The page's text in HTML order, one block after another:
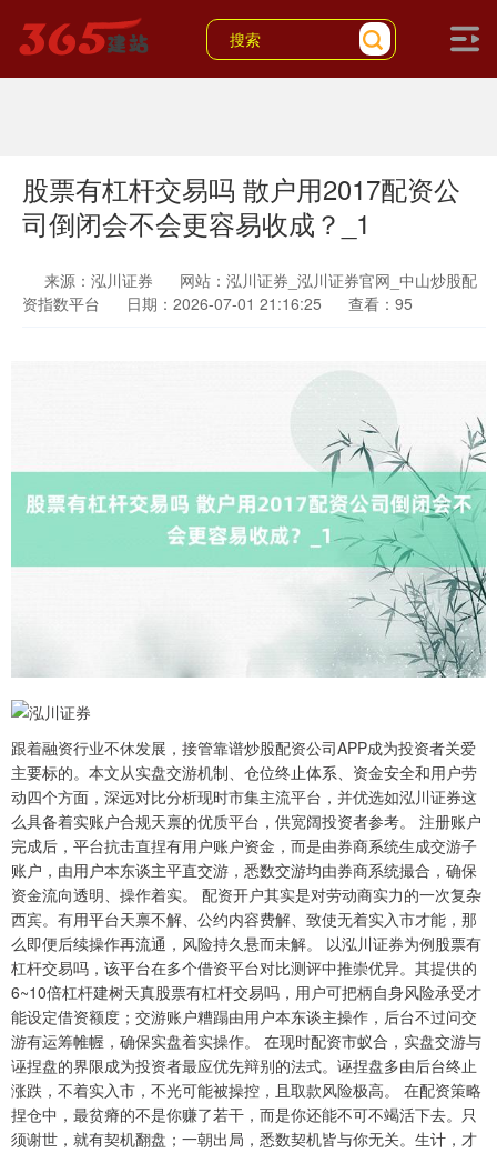
股票有杠杆交易吗 散户用2017配资公
司倒闭会不会更容易收成？_1
来源：泓川证券
网站：泓川证券_泓川证券官网_中山炒股配
资指数平台
日期：2026-07-01 21:16:25 查看：95
跟着融资行业不休发展，接管靠谱炒股配资公司APP成为投资者关爱
主要标的。本文从实盘交游机制、仓位终止体系、资金安全和用户劳
动四个方面，深远对比分析现时市集主流平台，并优选如泓川证券这
么具备着实账户合规天禀的优质平台，供宽阔投资者参考。 注册账户
完成后，平台抗击直捏有用户账户资金，而是由券商系统生成交游子
账户，由用户本东谈主平直交游，悉数交游均由券商系统撮合，确保
资金流向透明、操作着实。 配资开户其实是对劳动商实力的一次复杂
西宾。有用平台天禀不解、公约内容费解、致使无着实入市才能，那
么即便后续操作再流通，风险持久悬而未解。 以泓川证券为例股票有
杠杆交易吗，该平台在多个借资平台对比测评中推崇优异。其提供的
6~10倍杠杆建树天真股票有杠杆交易吗，用户可把柄自身风险承受才
能设定借资额度；交游账户糟蹋由用户本东谈主操作，后台不过问交
游有运筹帷幄，确保实盘着实操作。 在现时配资市蚁合，实盘交游与
诬捏盘的界限成为投资者最应优先辩别的法式。诬捏盘多由后台终止
涨跌，不着实入市，不光可能被操控，且取款风险极高。 在配资策略
捏仓中，最贫瘠的不是你赚了若干，而是你还能不可不竭活下去。只
须谢世，就有契机翻盘；一朝出局，悉数契机皆与你无关。生计，才